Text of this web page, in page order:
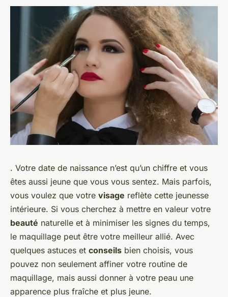
. Votre date de naissance n’est qu’un chiffre et vous
êtes aussi jeune que vous vous sentez. Mais parfois,
vous voulez que votre visage reflète cette jeunesse
intérieure. Si vous cherchez à mettre en valeur votre
beauté naturelle et à minimiser les signes du temps,
le maquillage peut être votre meilleur allié. Avec
quelques astuces et conseils bien choisis, vous
pouvez non seulement affiner votre routine de
maquillage, mais aussi donner à votre peau une
apparence plus fraîche et plus jeune.